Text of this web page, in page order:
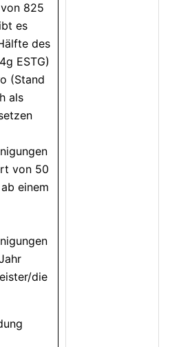
825
es
des
ESTG)
(Stand
als
von 50
einem
die